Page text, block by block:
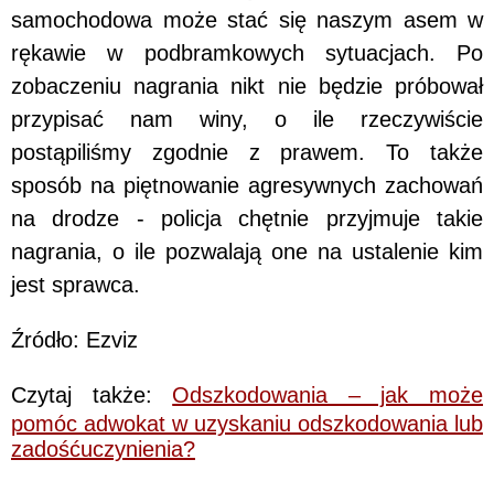
samochodowa może stać się naszym asem w
rękawie w podbramkowych sytuacjach. Po
zobaczeniu nagrania nikt nie będzie próbował
przypisać nam winy, o ile rzeczywiście
postąpiliśmy zgodnie z prawem. To także
sposób na piętnowanie agresywnych zachowań
na drodze - policja chętnie przyjmuje takie
nagrania, o ile pozwalają one na ustalenie kim
jest sprawca.
Źródło: Ezviz
Czytaj także: Odszkodowania – jak może
pomóc adwokat w uzyskaniu odszkodowania lub
zadośćuczynienia?